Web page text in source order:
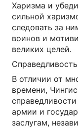
Харизма и
сильной
следовать за
воинов и
великих целей.
В отличии от
времени,
армии и
заслугам,